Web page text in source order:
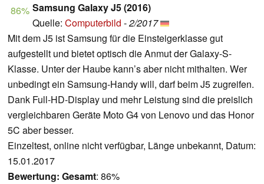
86% Samsung Galaxy J5 (2016)
Quelle: Computerbild -2/2017
Mit dem J5 ist Samsung für die Einsteigerklasse gut
aufgestellt und bietet optisch die Anmut der Galaxy-S-
Klasse. Unter der Haube kann’s aber nicht mithalten. Wer
unbedingt ein Samsung-Handy will, darf beim J5 zugreifen.
Dank Full-HD-Display und mehr Leistung sind die preislich
vergleichbaren Geräte Moto G4 von Lenovo und das Honor
5C aber besser.
Einzeltest, online nicht verfügbar, Länge unbekannt, Datum:
15.01.2017
Bewertung: Gesamt: 86%